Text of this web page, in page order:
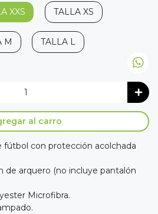
XXS TALLA XS
M TALLA L
al carro
fútbol con protección acolchada
de arquero (no incluye pantalón
Microfibra.